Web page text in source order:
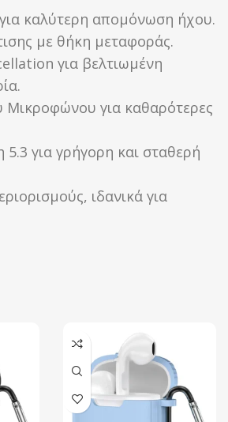
καλύτερη απομόνωση ήχου.
με θήκη μεταφοράς.
για βελτιωμένη
για καθαρότερες
για γρήγορη και σταθερή
ιδανικά για